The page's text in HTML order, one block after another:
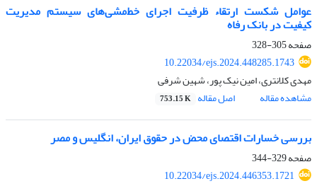
عوامل شکست ارتقاء ظرفیت اجرای خط‌مشی‌های سیستم مدیریت
کیفیت در بانک رفاه
صفحه305-328
10.22034/ejs.2024.448285.1743
مهدی کلانتری، امین نیک پور، شهین شرفی
مشاهده مقاله
اصل مقاله 753.15 K
بررسی خسارات اقتصاى محض در حقوق ایران، انگلیس و مصر
صفحه329-344
10.22034/ejs.2024.446353.1721